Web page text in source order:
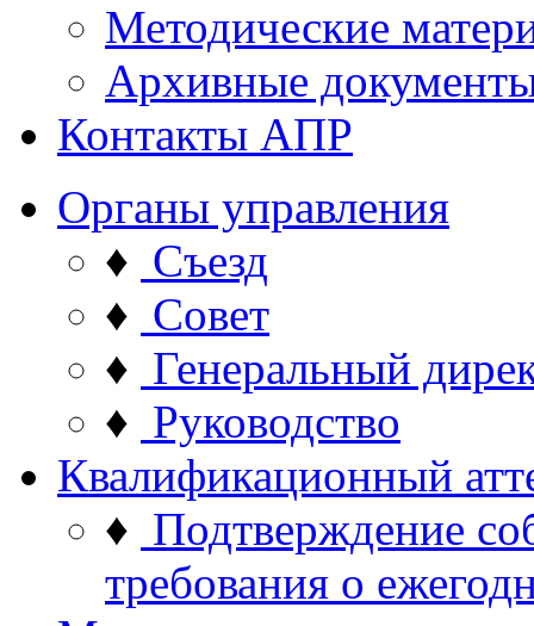
Методические
Архивные
Контакты АПР
Органы управления
♦ Съезд
♦ Совет
♦ Генеральный
♦ Руководство
Квалификационный
♦ Подтверждение
требования о